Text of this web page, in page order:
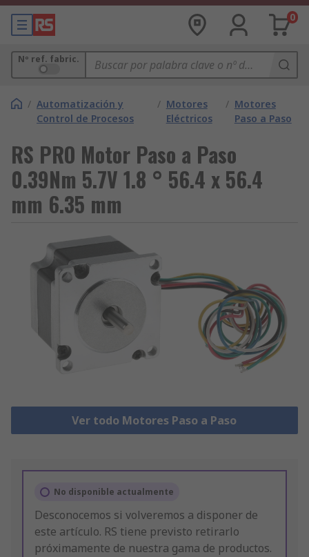
0
Nº ref. fabric.
/ Automatización y
Control de Procesos
/ Motores
Eléctricos
/ Motores
Paso a Paso
RS PRO Motor Paso a Paso
0.39Nm 5.7V 1.8 ° 56.4 x 56.4
mm 6.35 mm
Ver todo Motores Paso a Paso
No disponible actualmente
Desconocemos si volveremos a disponer de
este artículo. RS tiene previsto retirarlo
próximamente de nuestra gama de productos.